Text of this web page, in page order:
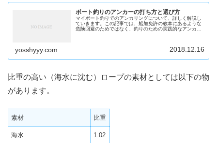
ボート釣りのアンカーの打ち方と選び方
マイボート釣りでのアンカリングについて、詳しく解説し
ていきます。この記事では、船舶免許の教本にあるような
危険回避のためではなく、釣りのための実践的なアンカリ
yosshyyy.com 2018.12.16
比重の高い（海水に沈む）ロープの素材としては以下の物
があります。
素材 比重
海水 1.02